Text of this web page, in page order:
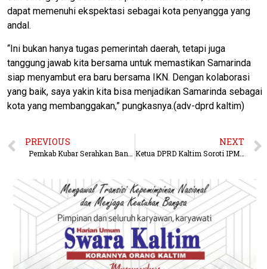
dapat memenuhi ekspektasi sebagai kota penyangga yang
andal.
“Ini bukan hanya tugas pemerintah daerah, tetapi juga
tanggung jawab kita bersama untuk memastikan Samarinda
siap menyambut era baru bersama IKN. Dengan kolaborasi
yang baik, saya yakin kita bisa menjadikan Samarinda sebagai
kota yang membanggakan,” pungkasnya.(adv-dprd kaltim)
PREVIOUS NEXT
Ketua DPRD Kaltim Soroti IPM yang Masih Rendah, Berkomitmen Tingkatkan Kualitas Hidup